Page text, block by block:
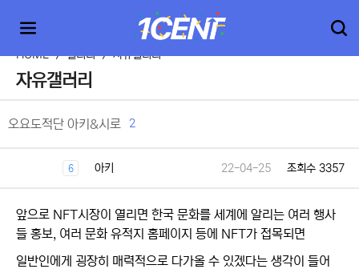
HOME > 갤러리 > 자유갤러리
자유갤러리
오요도적단 아키&시로 2
6 아키 22-04-25 조회수 3357
앞으로 NFT시장이 열리면 한국 문화를 세계에 알리는 여러 행사
들 홍보, 여러 문화 유적지 홈페이지 등에 NFT가 접목되면
일반인에게 굉장히 매력적으로 다가올 수 있겠다는 생각이 들어